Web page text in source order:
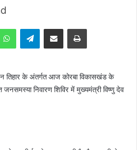
WhatsAppTelegramShare via Email Print
तिहार के अंतर्गत आज कोरबा विकासखंड के
निवारण शिविर में मुख्यमंत्री विष्णु देव